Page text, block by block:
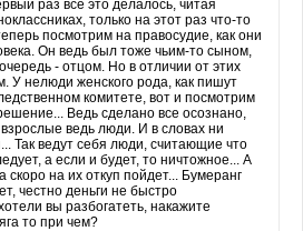
раз все это делалось, читая
только на этот раз что-то
посмотрим на правосудие, как они
Он ведь был тоже чьим-то сыном,
- отцом. Но в отличии от этих
У нелюди женского рода, как пишут
комитете, вот и посмотрим
Ведь сделано все осознано,
ведь люди. И в словах ни
Так ведут себя люди, считающие что
а если и будет, то ничтожное... А
скоро на их откуп пойдет... Бумеранг
честно деньги не быстро
вы разбогатеть, накажите
то при чем?